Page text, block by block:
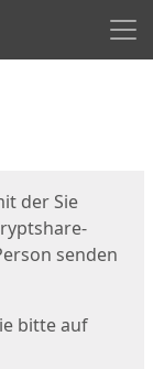
der Sie
senden
bitte auf